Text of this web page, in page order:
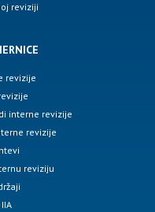
reviziji
revizije
interne revizije
revizije
reviziju